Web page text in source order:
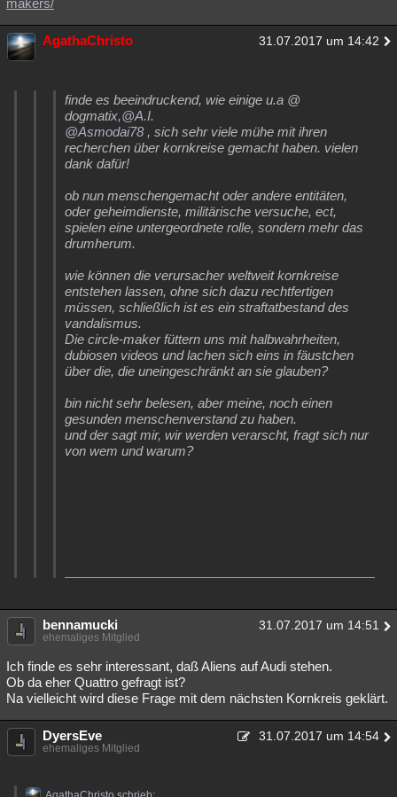
AgathaChristo 31.07.2017 um 14:42
finde es beeindruckend, wie einige u.a @
dogmatix,@A.I.
@Asmodai78, sich sehr viele mühe mit ihren
recherchen über kornkreise gemacht haben. vielen
dank dafür!
ob nun menschengemacht oder andere entitäten,
oder geheimdienste, militärische versuche, ect,
spielen eine untergeordnete rolle, sondern mehr das
drumherum.
wie können die verursacher weltweit kornkreise
entstehen lassen, ohne sich dazu rechtfertigen
müssen, schließlich ist es ein straftatbestand des
vandalismus.
Die circle-maker füttern uns mit halbwahrheiten,
dubiosen videos und lachen sich eins in fäustchen
über die, die uneingeschränkt an sie glauben?
bin nicht sehr belesen, aber meine, noch einen
gesunden menschenverstand zu haben.
und der sagt mir, wir werden verarscht, fragt sich nur
von wem und warum?
bennamucki 31.07.2017 um 14:51
ehemaliges Mitglied
Ich finde es sehr interessant, daß Aliens auf Audi stehen.
Ob da eher Quattro gefragt ist?
Na vielleicht wird diese Frage mit dem nächsten Kornkreis geklärt.
DyersEve 31.07.2017 um 14:54
ehemaliges Mitglied